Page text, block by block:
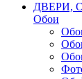
ДВЕРИ,
Обои